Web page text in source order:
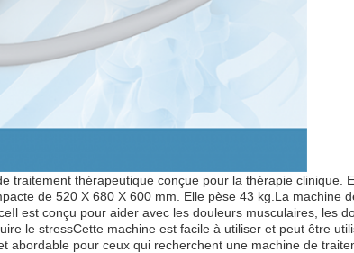
traitement thérapeutique conçue pour la thérapie clinique.
de 520 X 680 X 600 mm. Elle pèse 43 kg.La machine
est conçu pour aider avec les douleurs musculaires, les
le stressCette machine est facile à utiliser et peut être
abordable pour ceux qui recherchent une machine de